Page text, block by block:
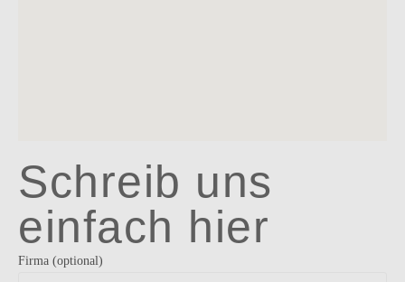
Schreib uns
einfach hier
N
Firma (optional)